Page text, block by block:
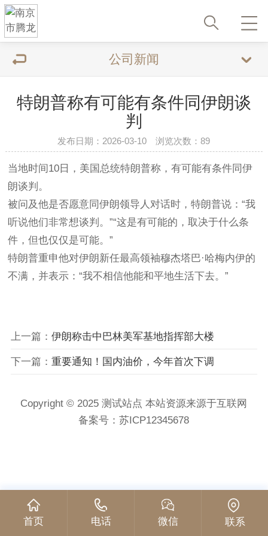
公司新闻
特朗普称有可能有条件同伊朗谈
判
发布日期：2026-03-10 浏览次数：89
当地时间10日，美国总统特朗普称，有可能有条件同伊
朗谈判。
被问及他是否愿意同伊朗领导人对话时，特朗普说：“我
听说他们非常想谈判。”“这是有可能的，取决于什么条
件，但也仅仅是可能。”
特朗普重申他对伊朗新任最高领袖穆杰塔巴·哈梅内伊的
不满，并表示：“我不相信他能和平地生活下去。”
上一篇： 伊朗称击中巴林美军基地指挥部大楼
下一篇： 重要通知！国内油价，今年首次下调
Copyright © 2025 测试站点 本站资源来源于互联网
备案号：苏ICP12345678
首页 电话 微信 联系